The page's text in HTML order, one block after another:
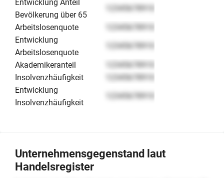
Entwicklung Anteil
Bevölkerung über 65
12345678910
Arbeitslosenquote
12345678910
Entwicklung
Arbeitslosenquote
12345678910
Akademikeranteil
12345678910
Insolvenzhäufigkeit
12345678910
Entwicklung
Insolvenzhäufigkeit
12345678910
Unternehmensgegenstand laut
Handelsregister